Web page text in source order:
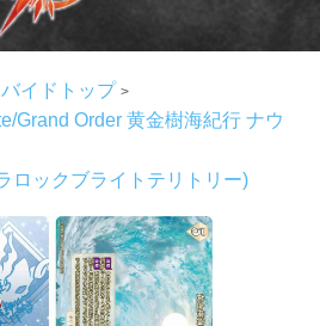
イドトップ
Grand Order 黄金樹海紀行 ナウ
ロックブライトテリトリー)